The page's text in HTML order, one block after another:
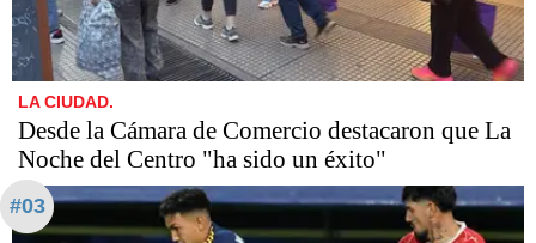
LA CIUDAD.
Desde la Cámara de Comercio destacaron que La
Noche del Centro "ha sido un éxito"
#03